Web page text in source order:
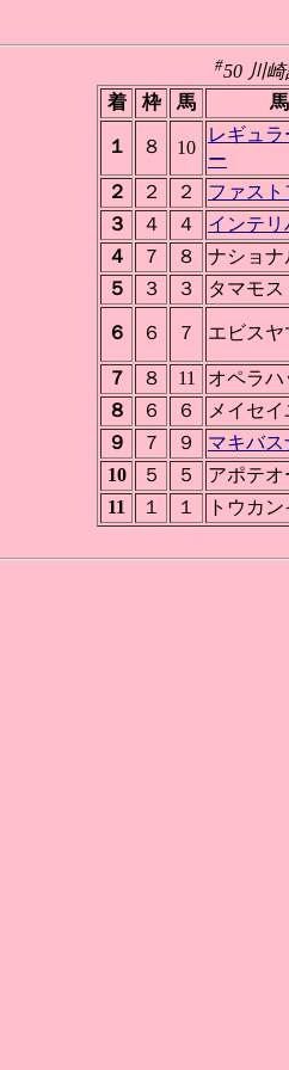
#50 川
着
枠 馬
１ ８ 10
レギュ
ー
２ ２ ２ ファスト
３
４ ４ インテリ
４
７ ８ ナショナ
５
３ ３ タマモ
６ ６ ７ エビスヤ
７
８ 11 オペラハ
８
６ ６ メイセ
９
７ ９ マキバス
10
５ ５ アポテオ
11
１ １ トウカ